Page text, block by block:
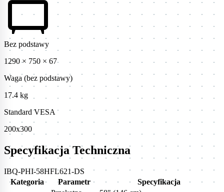
tv_gen
Bez podstawy
1290 × 750 × 67
Waga (bez podstawy)
17.4 kg
Standard VESA
200x300
Specyfikacja Techniczna
IBQ-PHI-58HFL621-DS
Kategoria
Parametr
Specyfikacja